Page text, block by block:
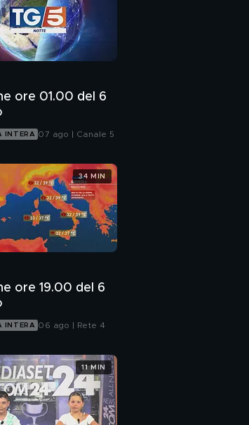
ore 01.00 del 6
INTERA 07 ago | Canale 5
ore 19.00 del 6
INTERA 06 ago | Rete 4
34 MIN
11 MIN